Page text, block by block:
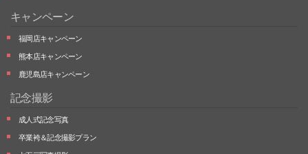
キャンペーン
福岡店キャンペーン
熊本店キャンペーン
鹿児島店キャンペーン
記念撮影
成人式記念写真
卒業袴＆記念撮影プラン